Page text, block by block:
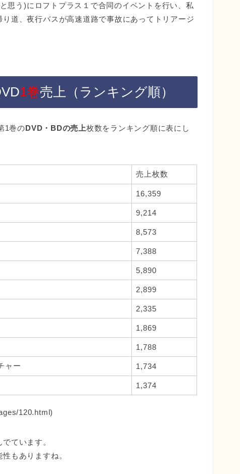
思う)にロフトプラス１で合同のイベントを行い、私
道、夜行バスが高速道路で事故にあってトリアージ
1巻売上（ランキング順）
1巻のDVD・BDの売上枚数をランキング順に表にし
売上枚数
16,359
9,214
8,573
7,388
5,890
2,899
2,335
1,869
1,788
ャー 1,734
1,374
120.html)
ています。
もありますね。